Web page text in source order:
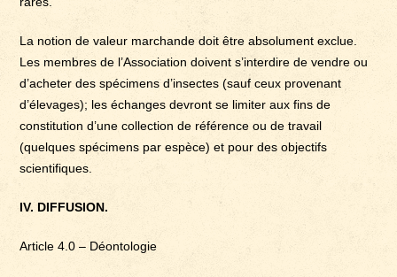
La notion de valeur marchande doit être absolument exclue.
Les membres de l’Association doivent s’interdire de vendre ou
d’acheter des spécimens d’insectes (sauf ceux provenant
d’élevages); les échanges devront se limiter aux fins de
constitution d’une collection de référence ou de travail
(quelques spécimens par espèce) et pour des objectifs
scientifiques.
IV. DIFFUSION.
Article 4.0 – Déontologie